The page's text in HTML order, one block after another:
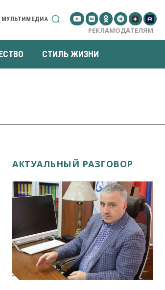
МУЛЬТИМЕДИА
РЕКЛАМОДАТЕЛЯМ
СТИЛЬ ЖИЗНИ
АКТУАЛЬНЫЙ РАЗГОВОР